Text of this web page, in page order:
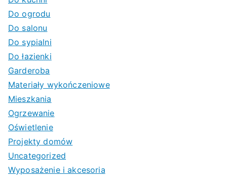
Do ogrodu
Do salonu
Do sypialni
Do łazienki
Garderoba
Materiały wykończeniowe
Mieszkania
Ogrzewanie
Oświetlenie
Projekty domów
Uncategorized
Wyposażenie i akcesoria